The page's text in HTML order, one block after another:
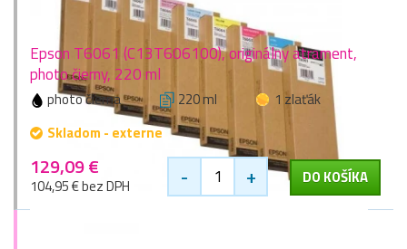
Epson T6061 (C13T606100), originálny atrament,
photo čierny, 220 ml
photo čierna 220 ml
1 zlaťák
Skladom - externe
129,09 €
104,95 € bez DPH - + DO KOŠÍKA